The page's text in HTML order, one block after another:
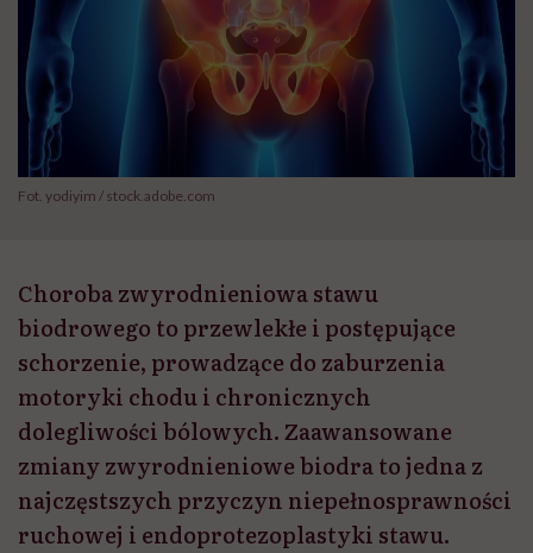
Fot. yodiyim / stock.adobe.com
Choroba zwyrodnieniowa stawu
biodrowego to przewlekłe i postępujące
schorzenie, prowadzące do zaburzenia
motoryki chodu i chronicznych
dolegliwości bólowych. Zaawansowane
zmiany zwyrodnieniowe biodra to jedna z
najczęstszych przyczyn niepełnosprawności
ruchowej i endoprotezoplastyki stawu.